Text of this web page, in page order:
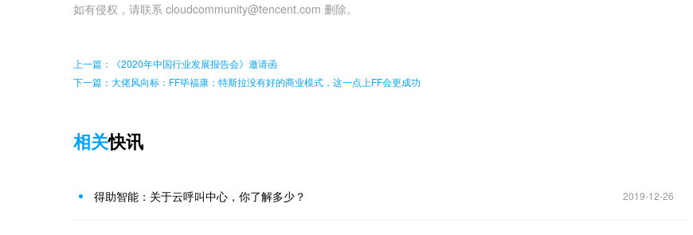
如有侵权，请联系 cloudcommunity@tencent.com 删除。
上一篇：《2020年中国行业发展报告会》邀请函
下一篇：大佬风向标：FF毕福康：特斯拉没有好的商业模式，这一点上FF会更成功
相关快讯
得助智能：关于云呼叫中心，你了解多少？ 2019-12-26